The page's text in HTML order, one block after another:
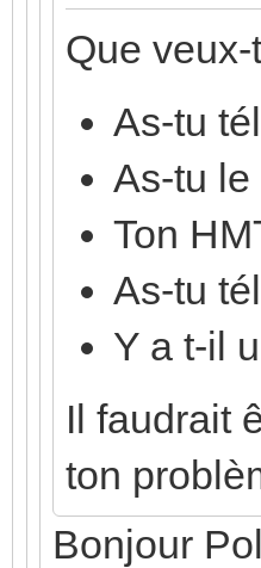
Que
As-tu
As-tu
Ton
As-tu
Y a t-il
Il faudrait
ton
Bonjour